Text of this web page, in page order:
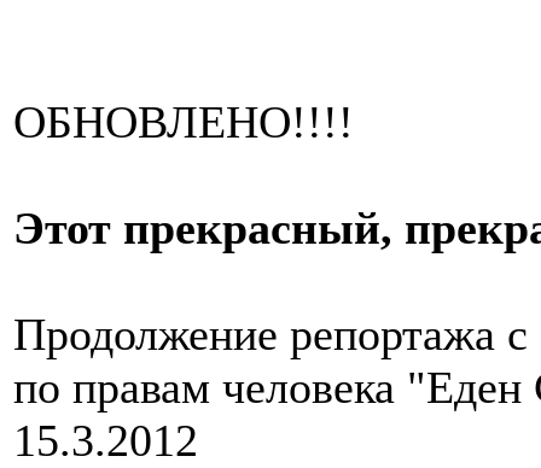
ОБНОВЛЕНО!!!!
Этот прекрасный,
Продолжение репортажа
по правам человека
15.3.2012